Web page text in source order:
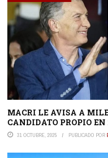
MACRI LE AVISA A
CANDIDATO PROPIO EN
31 OCTUBRE, 2025 PUBLICADO POR